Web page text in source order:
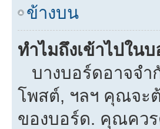
ข้างบน
ทำไมถึงเข้าไปใน
บางบอร์ดอาจจำ
โพสต์, ฯลฯ คุณจะ
ของบอร์ด. คุณคว